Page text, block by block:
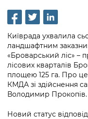
Проєкти
перебувають на
Рішення Київради
Контактна
Графік роботи та
Освіта та
Навколишнє
Містобудування
Культура, спорт,
Бізнес та
Громадська
Консультації з
Громадська рада
Петиції
Відкритий
Інформація з
Подати запит
Проекти
інших актів
Нормативна база
Питання і
Медіагалерея
Підписатися на
КМДА / Subscribe
from the KCSA
Порядок
Accreditation
Submitting a
Портал
Київрада ухвалила
ландшафтним
«Броварський ліс» –
лісових кварталів
площею 125 га. Про
КМДА зі здійснення
Володимир Прокопів.
Новий статус